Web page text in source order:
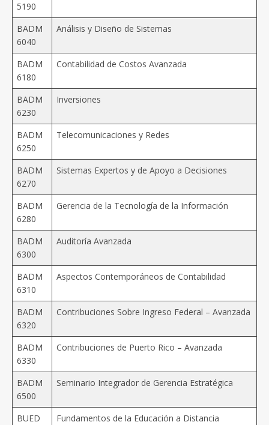
5190
BADM
6040
Análisis y Diseño de Sistemas
BADM
6180
Contabilidad de Costos Avanzada
BADM
6230
Inversiones
BADM
6250
Telecomunicaciones y Redes
BADM
6270
Sistemas Expertos y de Apoyo a Decisiones
BADM
6280
Gerencia de la Tecnología de la Información
BADM
6300
Auditoría Avanzada
BADM
6310
Aspectos Contemporáneos de Contabilidad
BADM
6320
Contribuciones Sobre Ingreso Federal – Avanzada
BADM
6330
Contribuciones de Puerto Rico – Avanzada
BADM
6500
Seminario Integrador de Gerencia Estratégica
BUED
Fundamentos de la Educación a Distancia